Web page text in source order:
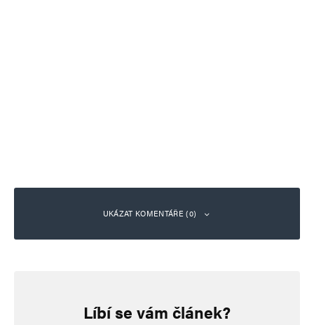
UKÁZAT KOMENTÁŘE (0)
Vaše e-mailová adresa nebude zveřejněna. Vyžadované informace jsou
Líbí se vám článek?